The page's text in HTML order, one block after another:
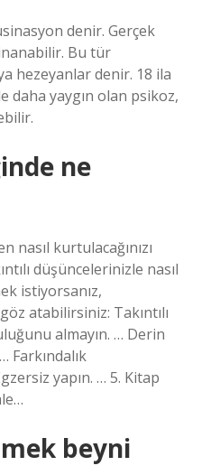
denir. Gerçek
Bu tür
hezeyanlar denir. 18 ila
daha yaygın olan psikoz,
ne
nasıl kurtulacağınızı
düşüncelerinizle nasıl
istiyorsanız,
atabilirsiniz: Takıntılı
almayın. … Derin
Farkındalık
yapın. … 5. Kitap
beyni